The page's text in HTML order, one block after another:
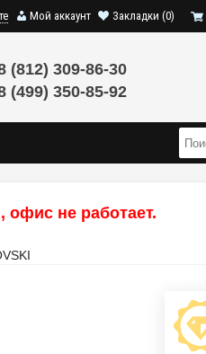
Мой аккаунт Закладки (0)
(812) 309-86-30
(499) 350-85-92
офис не работает.